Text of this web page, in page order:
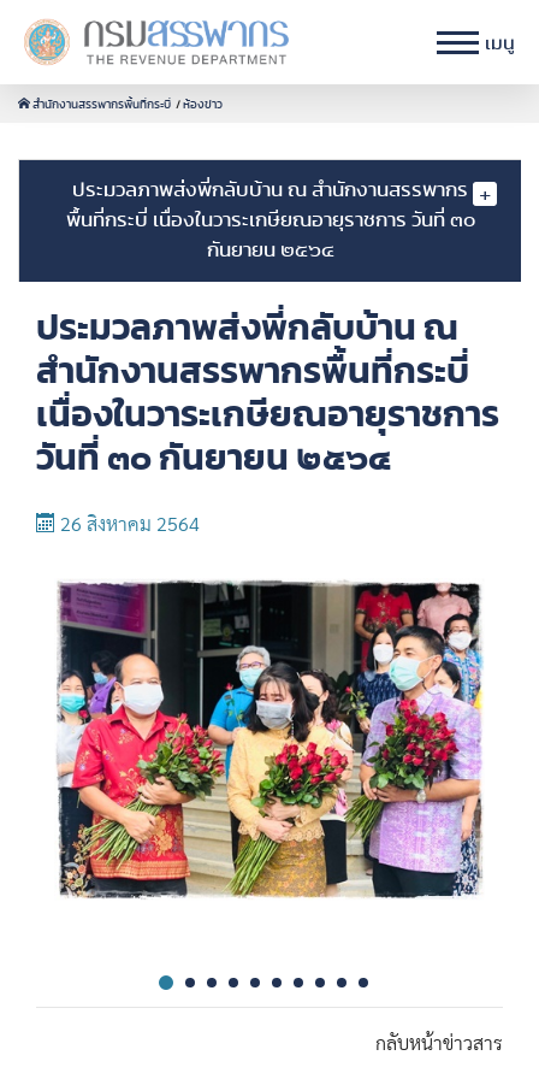
เมนู
สำนักงานสรรพากรพื้นที่กระบี่ ห้องข่าว
ประมวลภาพส่งพี่กลับบ้าน ณ สำนักงานสรรพากร
พื้นที่กระบี่ เนื่องในวาระเกษียณอายุราชการ วันที่ ๓๐
กันยายน ๒๕๖๔
ประมวลภาพส่งพี่กลับบ้าน ณ
สำนักงานสรรพากรพื้นที่กระบี่
เนื่องในวาระเกษียณอายุราชการ
วันที่ ๓๐ กันยายน ๒๕๖๔
26 สิงหาคม 2564
กลับหน้าข่าวสาร